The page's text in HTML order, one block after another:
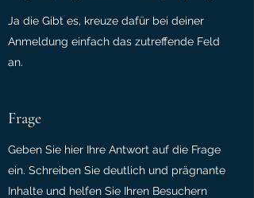
Ja die Gibt es, kreuze dafür bei deiner
Anmeldung einfach das zutreffende Feld
an.
Frage
Geben Sie hier Ihre Antwort auf die Frage
ein. Schreiben Sie deutlich und prägnante
Inhalte und helfen Sie Ihren Besuchern